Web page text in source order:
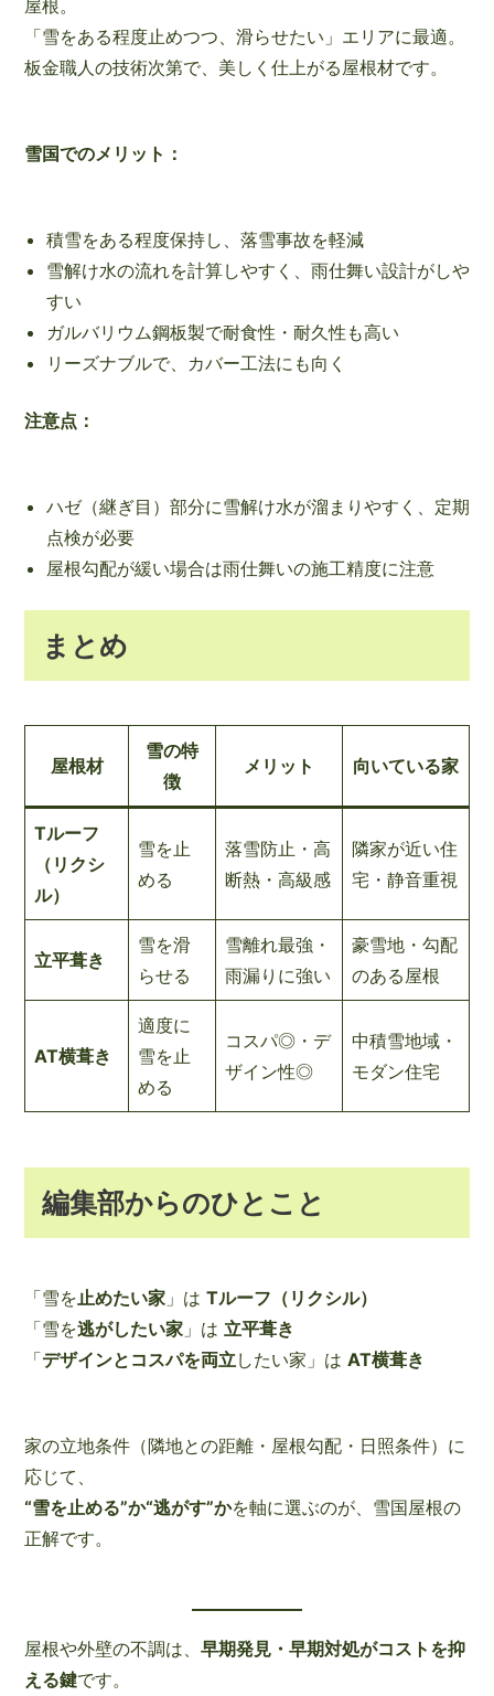
屋根。
「雪をある程度止めつつ、滑らせたい」エリアに最適。
板金職人の技術次第で、美しく仕上がる屋根材です。
雪国でのメリット：
積雪をある程度保持し、落雪事故を軽減
雪解け水の流れを計算しやすく、雨仕舞い設計がしや
すい
ガルバリウム鋼板製で耐食性・耐久性も高い
リーズナブルで、カバー工法にも向く
注意点：
ハゼ（継ぎ目）部分に雪解け水が溜まりやすく、定期
点検が必要
屋根勾配が緩い場合は雨仕舞いの施工精度に注意
まとめ
屋根材
雪の特
徴
メリット 向いている家
Tルーフ
（リクシ
ル）
雪を止
める
落雪防止・高
断熱・高級感
隣家が近い住
宅・静音重視
立平葺き
雪を滑
らせる
雪離れ最強・
雨漏りに強い
豪雪地・勾配
のある屋根
AT横葺き
適度に
雪を止
める
コスパ◎・デ
ザイン性◎
中積雪地域・
モダン住宅
編集部からのひとこと
「雪を 止めたい家 」は Tルーフ（リクシル）
「雪を逃がしたい家 」は 立平葺き
「デザインとコスパを両立 したい家」は AT横葺き
家の立地条件（隣地との距離・屋根勾配・日照条件）に
応じて、
“雪を止める”か“逃がす”かを軸に選ぶのが、雪国屋根の
正解です。
屋根や外壁の不調は、 早期発見・早期対処がコストを抑
える鍵です。